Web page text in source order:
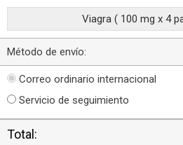
Viagra ( 100 mg x 4
Método de envío:
Correo ordinario internacional
Servicio de seguimiento
Total: